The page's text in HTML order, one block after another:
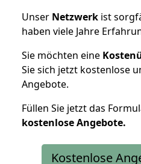
Unser Netzwerk ist
haben viele Jahre
Sie möchten eine
Sie sich jetzt kostenlose
Angebote.
Füllen Sie jetzt das
kostenloseAngebote.
Kostenlose